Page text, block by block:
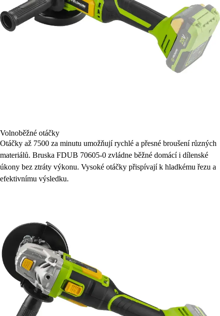
Volnoběžné otáčky
Otáčky až 7500 za minutu umožňují rychlé a přesné broušení různých
materiálů. Bruska FDUB 70605-0 zvládne běžné domácí i dílenské
úkony bez ztráty výkonu. Vysoké otáčky přispívají k hladkému řezu a
efektivnímu výsledku.